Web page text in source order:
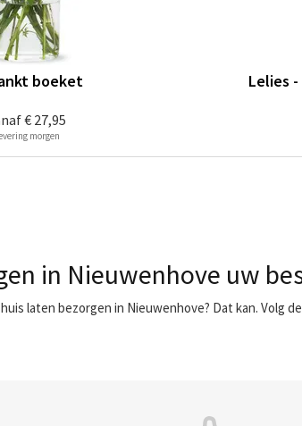
€ 27,95
boeket
morgen
Lelies
in Nieuwenhove uw
laten bezorgen in Nieuwenhove? Dat kan. Volg